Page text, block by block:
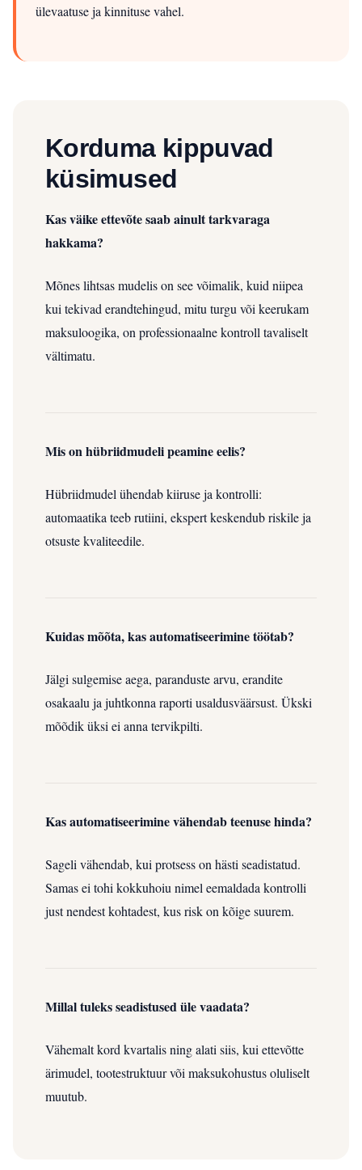
ülevaatuse ja kinnituse vahel.
Korduma kippuvad
küsimused
Kas väike ettevõte saab ainult tarkvaraga
hakkama?
Mõnes lihtsas mudelis on see võimalik, kuid niipea
kui tekivad erandtehingud, mitu turgu või keerukam
maksuloogika, on professionaalne kontroll tavaliselt
vältimatu.
Mis on hübriidmudeli peamine eelis?
Hübriidmudel ühendab kiiruse ja kontrolli:
automaatika teeb rutiini, ekspert keskendub riskile ja
otsuste kvaliteedile.
Kuidas mõõta, kas automatiseerimine töötab?
Jälgi sulgemise aega, paranduste arvu, erandite
osakaalu ja juhtkonna raporti usaldusväärsust. Ükski
mõõdik üksi ei anna tervikpilti.
Kas automatiseerimine vähendab teenuse hinda?
Sageli vähendab, kui protsess on hästi seadistatud.
Samas ei tohi kokkuhoiu nimel eemaldada kontrolli
just nendest kohtadest, kus risk on kõige suurem.
Millal tuleks seadistused üle vaadata?
Vähemalt kord kvartalis ning alati siis, kui ettevõtte
ärimudel, tootestruktuur või maksukohustus oluliselt
muutub.